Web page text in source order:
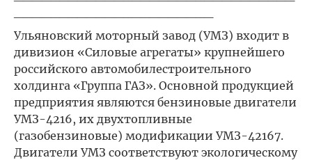
Ульяновский моторный завод (УМЗ) входит в
дивизион «Силовые агрегаты» крупнейшего
российского автомобилестроительного
холдинга «Группа ГАЗ». Основной продукцией
предприятия являются бензиновые двигатели
УМЗ-4216, их двухтопливные
(газобензиновые) модификации УМЗ-42167.
Двигатели УМЗ соответствуют экологическому